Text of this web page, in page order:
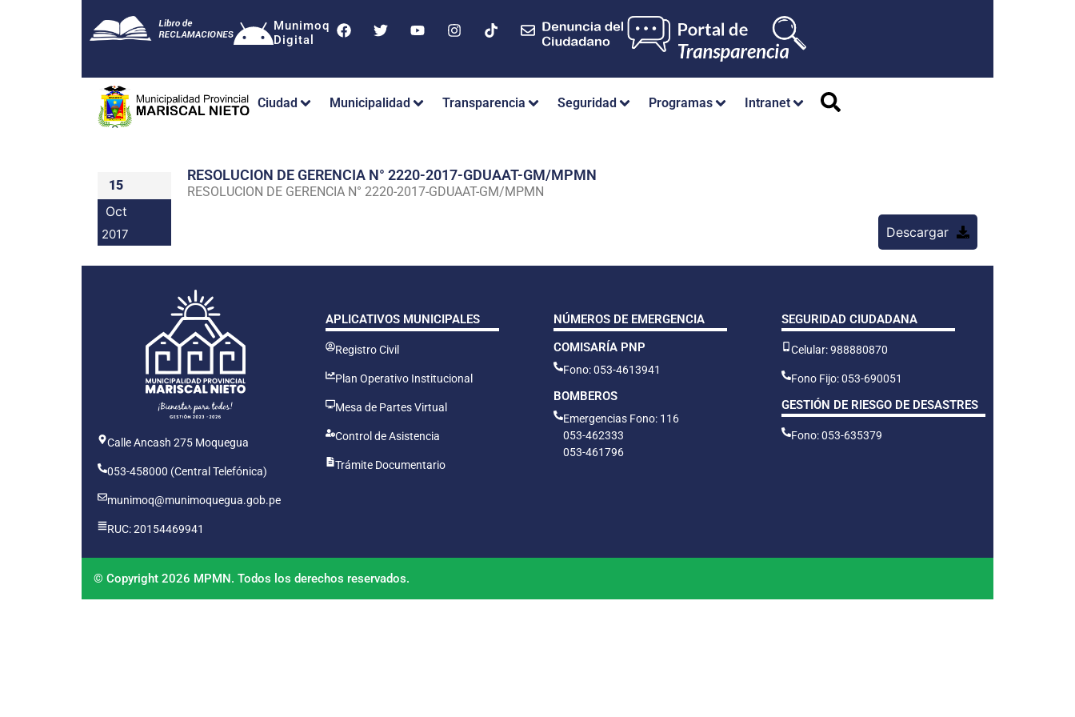
Munimoq
Digital
Ciudad Municipalidad Transparencia Seguridad Programas Intranet
15
Oct
2017
RESOLUCION DE GERENCIA N° 2220-2017-GDUAAT-GM/MPMN
RESOLUCION DE GERENCIA N° 2220-2017-GDUAAT-GM/MPMN
Descargar
Calle Ancash 275 Moquegua
053-458000 (Central Telefónica)
munimoq@munimoquegua.gob.pe
RUC: 20154469941
APLICATIVOS MUNICIPALES
Registro Civil
Plan Operativo Institucional
Mesa de Partes Virtual
Control de Asistencia
Trámite Documentario
NÚMEROS DE EMERGENCIA
COMISARÍA PNP
Fono: 053-4613941
BOMBEROS
Emergencias Fono: 116
053-462333
053-461796
SEGURIDAD CIUDADANA
Celular: 988880870
Fono Fijo: 053-690051
GESTIÓN DE RIESGO DE DESASTRES
Fono: 053-635379
© Copyright 2026 MPMN. Todos los derechos reservados.